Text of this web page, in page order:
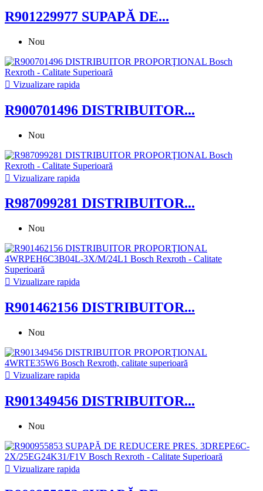
R901229977 SUPAPĂ DE...
Nou
 Vizualizare rapida
R900701496 DISTRIBUITOR...
Nou
 Vizualizare rapida
R987099281 DISTRIBUITOR...
Nou
 Vizualizare rapida
R901462156 DISTRIBUITOR...
Nou
 Vizualizare rapida
R901349456 DISTRIBUITOR...
Nou
 Vizualizare rapida